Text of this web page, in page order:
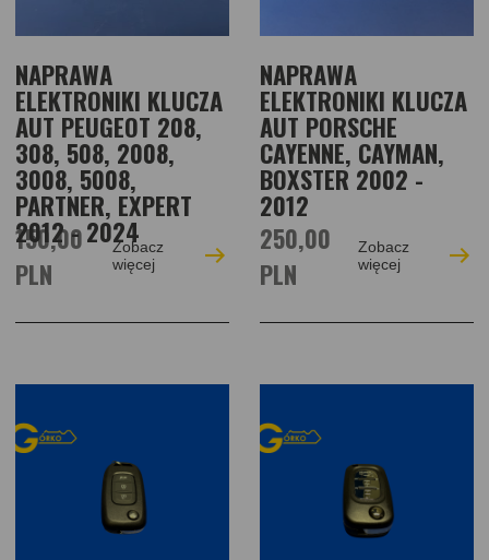
NAPRAWA
ELEKTRONIKI KLUCZA
AUT PEUGEOT 208,
308, 508, 2008,
3008, 5008,
PARTNER, EXPERT
2012 - 2024
150,00
PLN
Zobacz
więcej
NAPRAWA
ELEKTRONIKI KLUCZA
AUT PORSCHE
CAYENNE, CAYMAN,
BOXSTER 2002 -
2012
250,00
PLN
Zobacz
więcej